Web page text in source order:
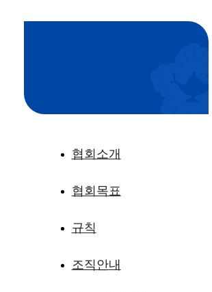
협회소개
협회목표
규칙
조직안내